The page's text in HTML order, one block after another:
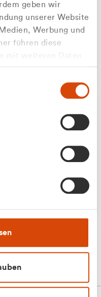
geben wir
unserer Website
Werbung und
führen diese